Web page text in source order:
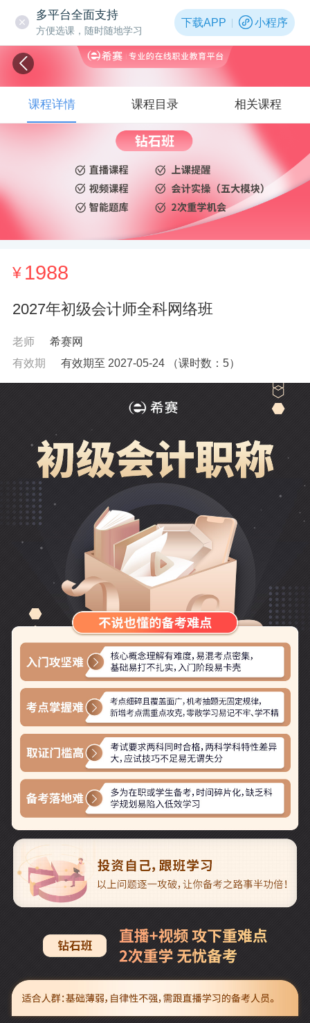
多平台全面支持
方便选课，随时随地学习
下载APP 小程序
¥ 1988
2027年初级会计师全科网络班
老师
希赛网
有效期
有效期至 2027-05-24（课时数： 5）
课程详情 课程目录 相关课程